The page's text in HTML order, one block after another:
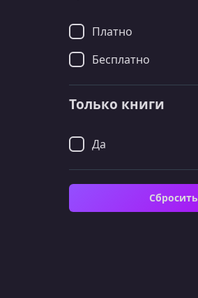
Платно
Бесплатно
Только книги
Да
Сбросить